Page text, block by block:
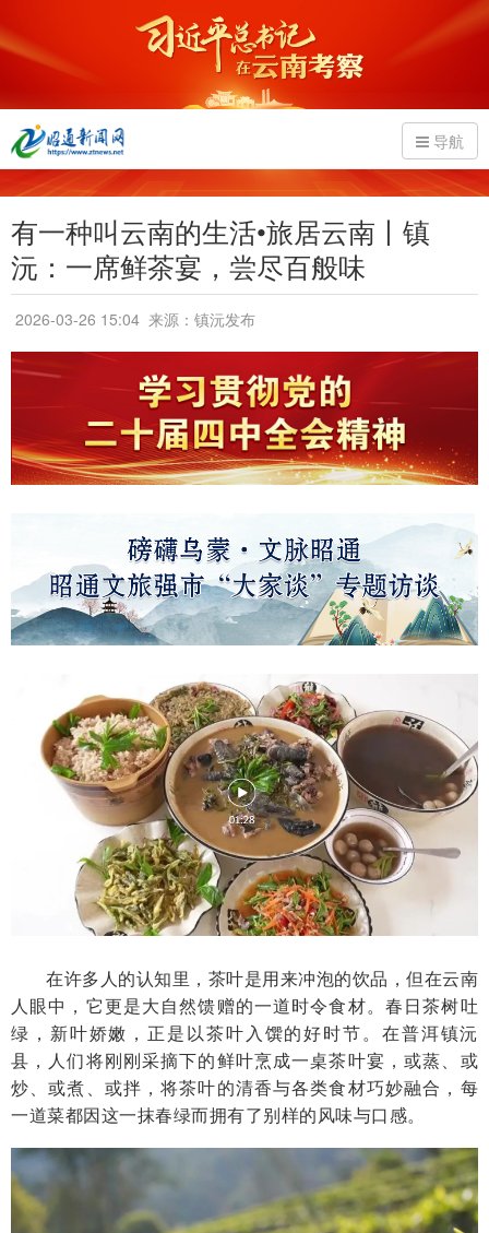
导航
有一种叫云南的生活•旅居云南丨镇
沅：一席鲜茶宴，尝尽百般味
2026-03-26 15:04 来源：镇沅发布
在许多人的认知里，茶叶是用来冲泡的饮品，但在云南
人眼中，它更是大自然馈赠的一道时令食材。春日茶树吐
绿，新叶娇嫩，正是以茶叶入馔的好时节。在普洱镇沅
县，人们将刚刚采摘下的鲜叶烹成一桌茶叶宴，或蒸、或
炒、或煮、或拌，将茶叶的清香与各类食材巧妙融合，每
一道菜都因这一抹春绿而拥有了别样的风味与口感。